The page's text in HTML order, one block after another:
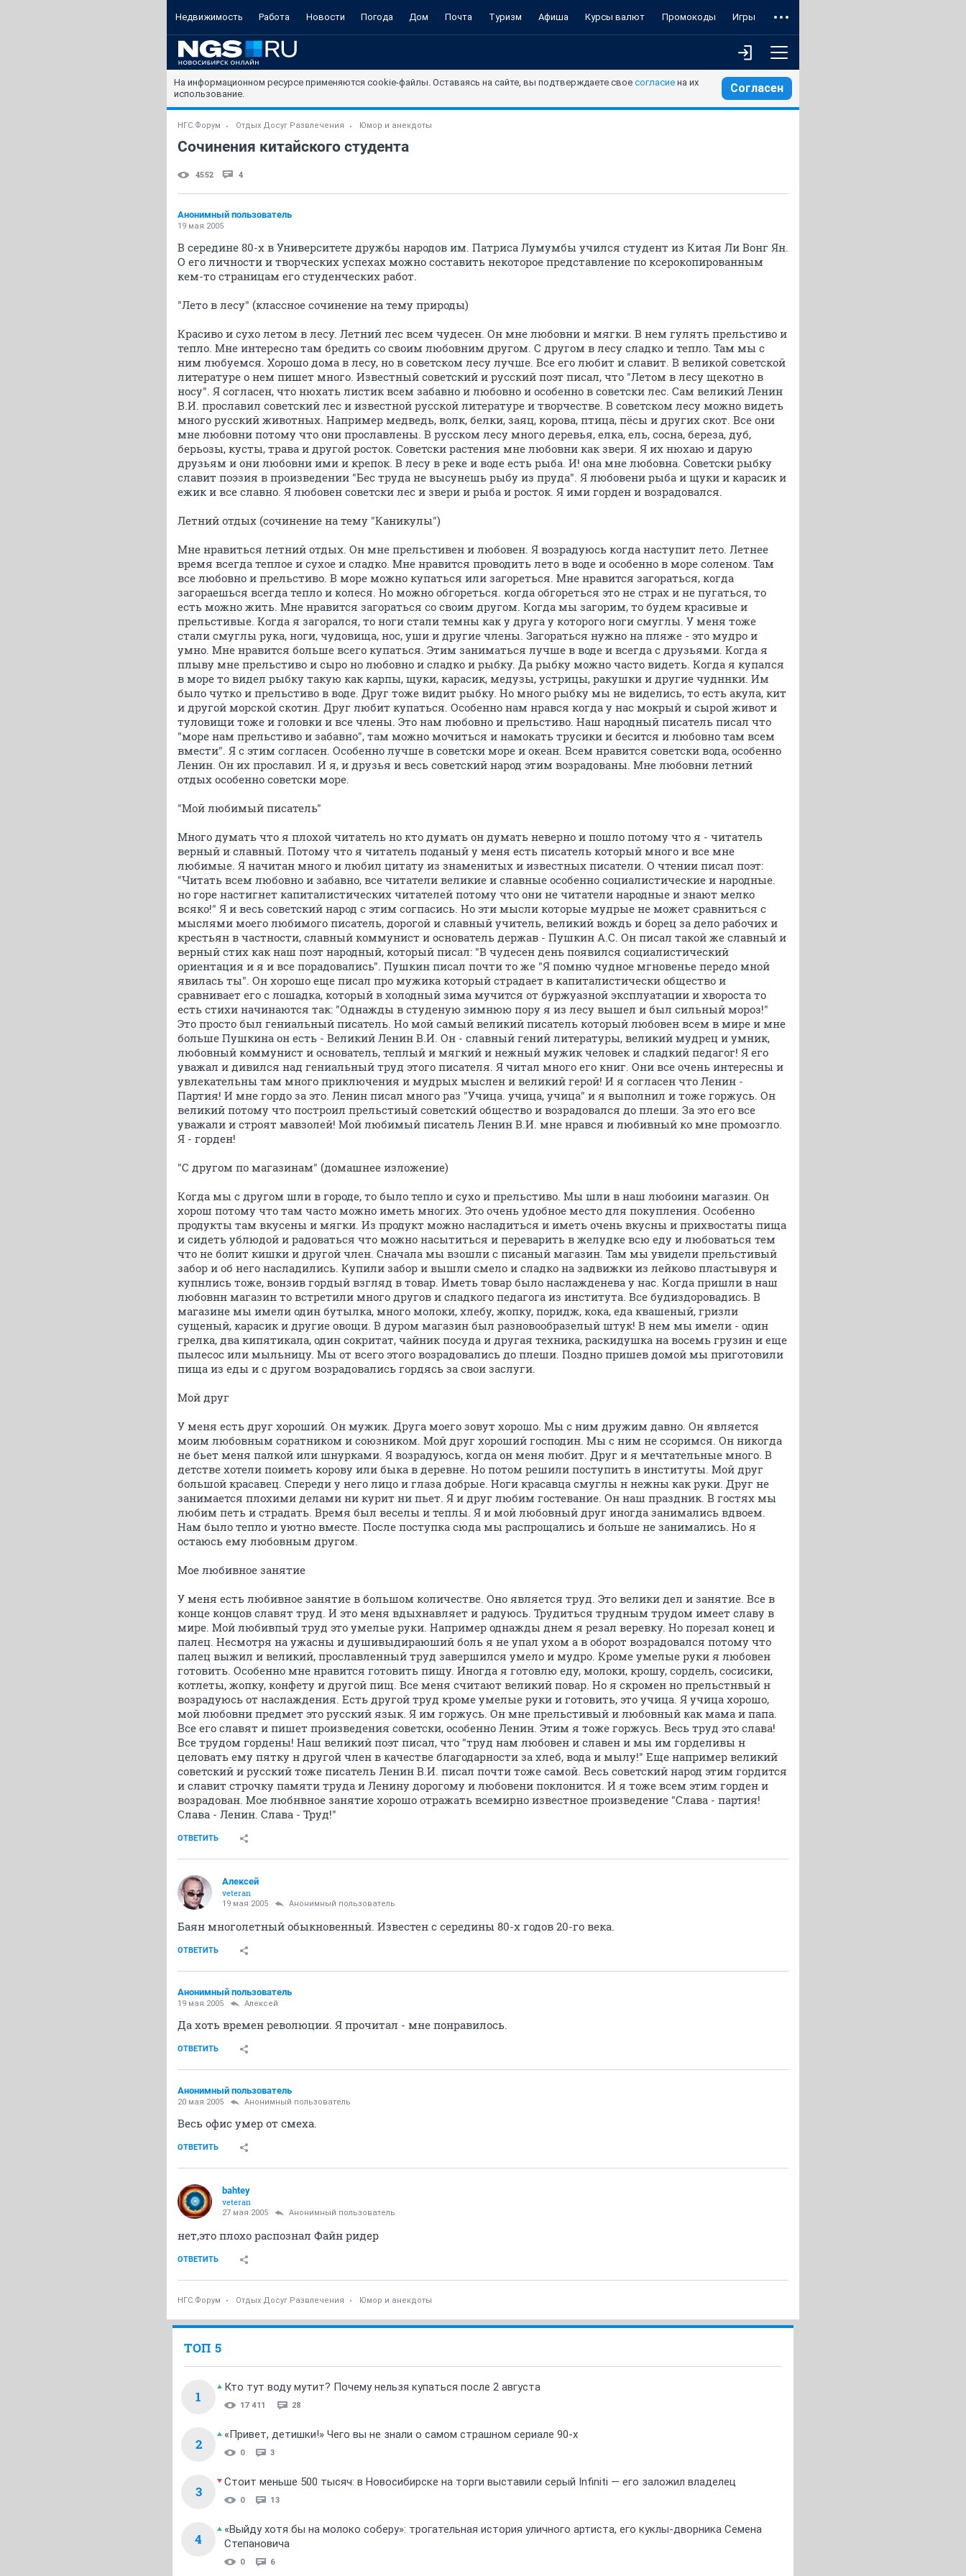
Недвижимость Работа Новости Погода Дом Почта Туризм Афиша Курсы валют Промокоды Игры
На информационном ресурсе применяются cookie-файлы. Оставаясь на сайте, вы подтверждаете свое согласие на их
использование.
Согласен
НГС.Форум Отдых Досуг Развлечения Юмор и анекдоты
Сочинения китайского студента
4552 4
Анонимный пользователь
19 мая 2005
В середине 80-х в Университете дружбы народов им. Патриса Лумумбы учился студент из Китая Ли Вонг Ян.
О его личности и творческих успехах можно составить некоторое представление по ксерокопированным
кем-то страницам его студенческих работ.
"Лето в лесу" (классное сочинение на тему природы)
Красиво и сухо летом в лесу. Летний лес всем чудесен. Он мне любовни и мягки. В нем гулять прельстиво и
тепло. Мне интересно там бредить со своим любовним другом. С другом в лесу сладко и тепло. Там мы с
ним любуемся. Хорошо дома в лесу, но в советском лесу лучше. Все его любит и славит. В великой советской
литературе о нем пишет много. Известный советский и русский поэт писал, что "Летом в лесу щекотно в
носу". Я согласен, что нюхать листик всем забавно и любовно и особенно в советски лес. Сам великий Ленин
В.И. прославил советский лес и известной русской литературе и творчестве. В советском лесу можно видеть
много русский животных. Например медведь, волк, белки, заяц, корова, птица, пёсы и других скот. Все они
мне любовни потому что они прославлены. В русском лесу много деревья, елка, ель, сосна, береза, дуб,
берьозы, кусты, трава и другой росток. Советски растения мне любовни как звери. Я их нюхаю и дарую
друзьям и они любовни ими и крепок. В лесу в реке и воде есть рыба. И! она мне любовна. Советски рыбку
славит поэзия в произведении "Бес труда не высунешь рыбу из пруда". Я любовени рыба и щуки и карасик и
ежик и все славно. Я любовен советски лес и звери и рыба и росток. Я ими горден и возрадовался.
Летний отдых (сочинение на тему "Каникулы")
Мне нравиться летний отдых. Он мне прельстивен и любовен. Я возрадуюсь когда наступит лето. Летнее
время всегда теплое и сухое и сладко. Мне нравится проводить лето в воде и особенно в море соленом. Там
все любовно и прельстиво. В море можно купаться или загореться. Мне нравится загораться, когда
загораешься всегда тепло и колеся. Но можно обгореться. когда обгореться это не страх и не пугаться, то
есть можно жить. Мне нравится загораться со своим другом. Когда мы загорим, то будем красивые и
прельстивые. Когда я загорался, то ноги стали темны как у друга у которого ноги смуглы. У меня тоже
стали смуглы рука, ноги, чудовища, нос, уши и другие члены. Загораться нужно на пляже - это мудро и
умно. Мне нравится больше всего купаться. Этим заниматься лучше в воде и всегда с друзьями. Когда я
плыву мне прельстиво и сыро но любовно и cладко и рыбку. Да рыбку можно часто видеть. Когда я купался
в море то видел рыбку такую как карпы, щуки, карасик, медузы, устрицы, ракушки и другие чудннки. Им
было чутко и прельстиво в воде. Друг тоже видит рыбку. Но много рыбку мы не виделись, то есть акула, кит
и другой морской скотин. Друг любит купаться. Особенно нам нрався когда у нас мокрый и сырой живот и
туловищи тоже и головки и все члены. Это нам любовно и прельстиво. Наш народный писатель писал что
"море нам прельстиво и забавно", там можно мочиться и намокать трусики и бесится и любовно там всем
вмести". Я с этим согласен. Особенно лучше в советски море и океан. Всем нравится советски вода, особенно
Ленин. Он их прославил. И я, и друзья и весь советский народ этим возрадованы. Мне любовни летний
отдых особенно советски море.
"Мой любимый писатель"
Много думать что я плохой читатель но кто думать он думать неверно и пошло потому что я - читатель
верный и славный. Потому что я читатель поданый у меня есть писатель который много и все мне
любимые. Я начитан много и любил цитату из знаменитых и известных писатели. О чтении писал поэт:
"Читать всем любовно и забавно, все читатели великие и славные особенно социалистические и народные.
но горе настигнет капиталистических читателей потому что они не читатели народные и знают мелко
всяко!" Я и весь советский народ с этим согпасись. Но эти мысли которые мудрые не может сравниться с
мыслями моего любимого писатель, дорогой и славный учитель, великий вождь и борец за дело рабочих и
крестьян в частности, славный коммунист и основатель держав - Пушкин А.С. Он писал такой же славный и
верный стих как наш поэт народный, который писал: "В чудесен день появился социалистический
ориентация и я и все порадовались". Пушкин писал почти то же "Я помню чудное мгновенье передо мной
явилась ты". Он хорошо еще писал про мужика который страдает в капиталистически общество и
сравнивает его с лошадка, который в холодный зима мучится от буржуазной эксплуатации и хвороста то
есть стихи начинаются так: "Однажды в студеную зимнюю пору я из лесу вышел и был сильный мороз!"
Это просто был гениальный писатель. Но мой самый великий писатель который любовен всем в мире и мне
больше Пушкина он есть - Великий Ленин В.И. Он - славный гений литературы, великий мудрец и умник,
любовный коммунист и основатель, теплый и мягкий и нежный мужик человек и сладкий педагог! Я его
уважал и дивился над гениальный труд этого писателя. Я читал много его книг. Они все очень интересны и
увлекательны там много приключения и мудрых мыслен и великий герой! И я согласен что Ленин -
Партия! И мне гордо за это. Ленин писал много раз "Учица. учица, учица" и я выполнил и тоже горжусь. Он
великий потому что построил прельстиый советский общество и возрадовался до плеши. За это его все
уважали и строят мавзолей! Мой любимый писатель Ленин В.И. мне нрався и любивный ко мне промозгло.
Я - горден!
"С другом по магазинам" (домашнее изложение)
Когда мы с другом шли в городе, то было тепло и сухо и прельстиво. Мы шли в наш любоини магазин. Он
хорош потому что там часто можно иметь многих. Это очень удобное место для покупления. Особенно
продукты там вкусены и мягки. Из продукт можно насладиться и иметь очень вкусны и прихвостаты пища
и сидеть ублюдой и радоваться что можно насытиться и переварить в желудке всю еду и любоваться тем
что не болит кишки и другой член. Сначала мы взошли с писаный магазин. Там мы увидели прельстивый
забор и об него насладились. Купили забор и вышли смело и сладко на задвижки из лейково пластывуря и
купнлись тоже, вонзив гордый взгляд в товар. Иметь товар было наслажденева у нас. Когда пришли в наш
любовнн магазин то встретили много другов и сладкого педагога из института. Все будиздоровадись. В
магазине мы имели один бутылка, много молоки, хлебу, жопку, поридж, кока, еда квашеный, гризли
сущеный, карасик и другие овощи. В дуром магазин был разновообразелый штук! В нем мы имели - один
грелка, два кипятикала, один сокритат, чайник посуда и другая техника, раскидушка на восемь грузин и еще
пылесос или мыльницу. Мы от всего этого возрадовались до плеши. Поздно пришев домой мы приготовили
пища из еды и с другом возрадовались гордясь за свои заслуги.
Мой друг
У меня есть друг хороший. Он мужик. Друга моего зовут хорошо. Мы с ним дружим давно. Он является
моим любовным соратником и союзником. Мой друг хороший господин. Мы с ним не ссоримся. Он никогда
не бьет меня палкой или шнурками. Я возрадуюсь, когда он меня любит. Друг и я мечтательные много. В
детстве хотели поиметь корову или быка в деревне. Но потом решили поступить в институты. Мой друг
большой красавец. Спереди у него лицо и глаза добрые. Ноги красавца смуглы н нежны как руки. Друг не
занимается плохими делами ни курит ни пьет. Я и друг любим гостевание. Он наш праздник. В гостях мы
любим петь и страдать. Время был веселы и теплы. Я и мой любовный друг иногда занимались вдвоем.
Нам было тепло и уютно вместе. После поступка сюда мы распрощались и больше не занимались. Но я
остаюсь ему любовным другом.
Мое любивное занятие
У меня есть любивное занятие в большом количестве. Оно является труд. Это велики дел и занятие. Все в
конце концов славят труд. И это меня вдыхнавляет и радуюсь. Трудиться трудным трудом имеет славу в
мире. Мой любивпый труд это умелые руки. Например однажды днем я резал веревку. Но порезал конец и
палец. Несмотря на ужасны и душивыдираюший боль я не упал ухом а в оборот возрадовался потому что
палец выжил и великий, прославленный труд завершился умело и мудро. Кроме умелые руки я любовен
готовить. Особенно мне нравится готовить пищу. Иногда я готовлю еду, молоки, крошу, сордель, сосисики,
котлеты, жопку, конфету и другой пищ. Все меня считают великий повар. Но я скромен но прельстнвый н
возрадуюсь от наслаждения. Есть другой труд кроме умелые руки и готовить, это учица. Я учица хорошо,
мой любовни предмет это русский язык. Я им горжусь. Он мне прельстивый и любовный как мама и папа.
Все его славят и пишет произведения советски, особенно Ленин. Этим я тоже горжусь. Весь труд это слава!
Все трудом гордены! Наш великий поэт писал, что "труд нам любовен и славен и мы им горделивы н
целовать ему пятку н другой член в качестве благодарности за хлеб, вода и мылу!" Еще например великий
советский и русский тоже писатель Ленин В.И. писал почти тоже самой. Весь советский народ этим гордится
и славит строчку памяти труда и Ленину дорогому и любовени поклонится. И я тоже всем этим горден и
возрадован. Мое любнвное занятие хорошо отражать всемирно известное произведение "Слава - партия!
Слава - Ленин. Слава - Труд!"
ОТВЕТИТЬ
Aлексей
veteran
19 мая 2005 Анонимный пользователь
Баян многолетный обыкновенный. Известен с середины 80-х годов 20-го века.
ОТВЕТИТЬ
Анонимный пользователь
19 мая 2005 Aлексей
Да хоть времен революции. Я прочитал - мне понравилось.
ОТВЕТИТЬ
Анонимный пользователь
20 мая 2005 Анонимный пользователь
Весь офис умер от смеха.
ОТВЕТИТЬ
bahtey
veteran
27 мая 2005 Анонимный пользователь
нет,это плохо распознал Файн ридер
ОТВЕТИТЬ
НГС.Форум Отдых Досуг Развлечения Юмор и анекдоты
ТОП 5
1
Кто тут воду мутит? Почему нельзя купаться после 2 августа
17 411 28
2
«Привет, детишки!» Чего вы не знали о самом страшном сериале 90-х
0 3
3
Стоит меньше 500 тысяч: в Новосибирске на торги выставили серый Infiniti — его заложил владелец
0 13
4
«Выйду хотя бы на молоко соберу»: трогательная история уличного артиста, его куклы-дворника Семена
Степановича
0 6